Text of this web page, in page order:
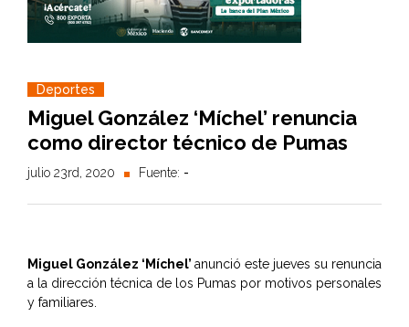
Deportes
Miguel González ‘Míchel’ renuncia
como director técnico de Pumas
julio 23rd, 2020 Fuente: -
Miguel González ‘Míchel’ anunció este jueves su renuncia
a la dirección técnica de los Pumas por motivos personales
y familiares.